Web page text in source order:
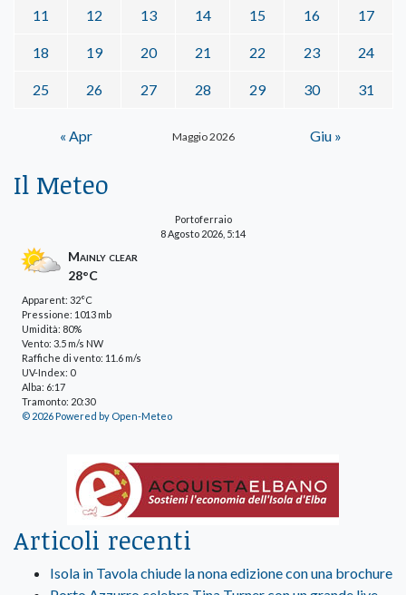
Maggio 2026
11 12 13 14 15 16 17
18 19 20 21 22 23 24
25 26 27 28 29 30 31
« Apr Giu »
Il Meteo
Portoferraio
8 Agosto 2026, 5:14
Mainly clear
28°C
Apparent: 32°C
Pressione: 1013 mb
Umidità: 80%
Vento: 3.5 m/s NW
Raffiche di vento: 11.6 m/s
UV-Index: 0
Alba: 6:17
Tramonto: 20:30
© 2026 Powered by Open-Meteo
Articoli recenti
Isola in Tavola chiude la nona edizione con una brochure